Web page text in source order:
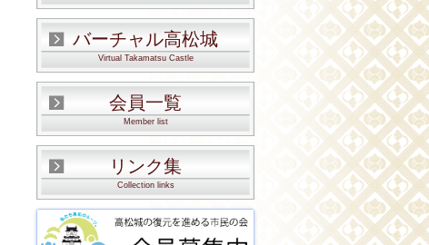
バーチャル高松城
Virtual Takamatsu Castle
会員一覧
Member list
リンク集
Collection links